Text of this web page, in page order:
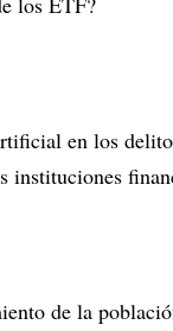
en los
instituciones
de la